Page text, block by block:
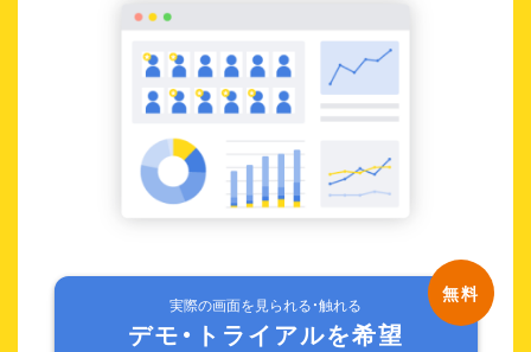
実際の画面を見られる・触れる
デモ・トライアルを希望